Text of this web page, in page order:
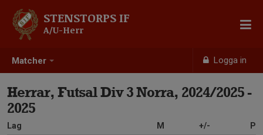
Matcher Logga in
STENSTORPS IF
A/U-Herr
Herrar, Futsal Div 3 Norra, 2024/2025 -
2025
Lag M +/- P